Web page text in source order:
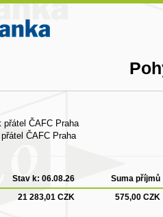
přátel ČAFC Praha
ČAFC Praha
Stav k: 06.08.26
Suma příjmů
21 283,01 CZK 575,00 CZK